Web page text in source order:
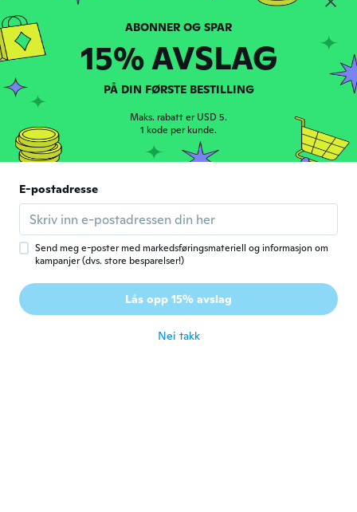
G Ble med i 2018 omtaler · 1 opplastinger
Très doux , original
ca. 6 år siden
E
omtaler
ca. 6 år siden
A Alexandra
Ble med i 2017 · 5 omtaler
Jenny
Ble med i 2014 · 7 omtaler
15% AVSLAG
PÅ DIN FØRSTE BESTILLING
Maks. rabatt er USD 5.
1 kode per kunde.
E-postadresse
Send meg e-poster med markedsføringsmateriell og informasjon om
kampanjer (dvs. store besparelser!)
Lås opp 15% avslag
Nei takk